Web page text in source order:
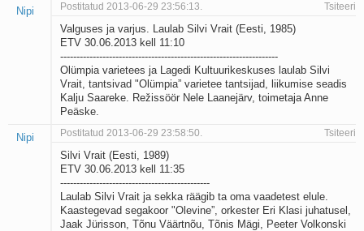
Nipi Postitatud 2013-06-29 23:56:13. Tsiteeri
Valguses ja varjus. Laulab Silvi Vrait (Eesti, 1985)
ETV 30.06.2013 kell 11:10
-------------------------------------------------------------------
Olümpia varietees ja Lagedi Kultuurikeskuses laulab Silvi
Vrait, tantsivad "Olümpia” varietee tantsijad, liikumise seadis
Kalju Saareke. Režissöör Nele Laanejärv, toimetaja Anne
Peäske.
Nipi Postitatud 2013-06-29 23:58:50. Tsiteeri
Silvi Vrait (Eesti, 1989)
ETV 30.06.2013 kell 11:35
----------------------------------------------
Laulab Silvi Vrait ja sekka räägib ta oma vaadetest elule.
Kaastegevad segakoor "Olevine”, orkester Eri Klasi juhatusel,
Jaak Jürisson, Tõnu Väärtnõu, Tõnis Mägi, Peeter Volkonski